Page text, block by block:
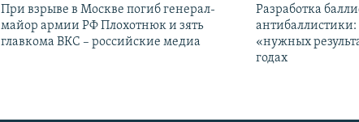
При взрыве в Москве погиб генерал-
майор армии РФ Плохотнюк и зять
главкома ВКС – российские медиа
Разработка
«нужных
годах